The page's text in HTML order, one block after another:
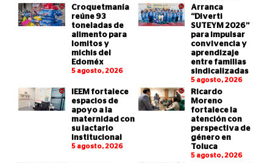
Croquetmanía
reúne 93
toneladas de
alimento para
lomitos y
michis del
Edoméx
5 agosto, 2026
Arranca
“Diverti
SUTEYM 2026”
para impulsar
convivencia y
aprendizaje
entre familias
sindicalizadas
5 agosto, 2026
IEEM fortalece
espacios de
apoyo a la
maternidad con
su lactario
institucional
5 agosto, 2026
Ricardo
Moreno
fortalece la
atención con
perspectiva de
género en
Toluca
5 agosto, 2026